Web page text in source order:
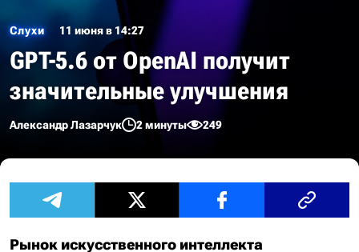
Слухи 11 июня в 14:27
GPT-5.6 от OpenAI получит
значительные улучшения
Александр Лазарчук 2 минуты 249
Рынок искусственного интеллекта